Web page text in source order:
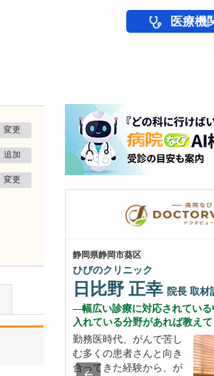
医療機
変更
追加
変更
静岡県静岡市葵区
ひびのクリニック
日比野 正幸 院長 取材
幅広い診療に対応されてい
入れている分野があれば教えて
勤務医時代、がんで苦し
む多くの患者さんと向き
合ってきた経験から、が